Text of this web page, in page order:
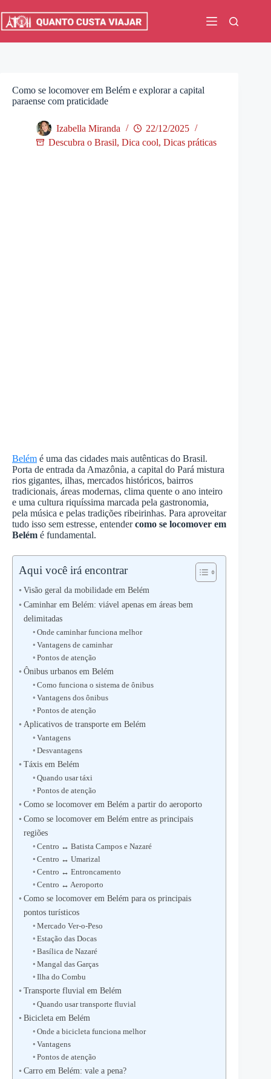
para
Como se locomover em Belém e explorar a capital
paraense com praticidade
Izabella Miranda
22/12/2025
Descubra o Brasil, Dica cool, Dicas práticas
Belém é uma das cidades mais autênticas do Brasil.
Porta de entrada da Amazônia, a capital do Pará mistura
rios gigantes, ilhas, mercados históricos, bairros
tradicionais, áreas modernas, clima quente o ano inteiro
e uma cultura riquíssima marcada pela gastronomia,
pela música e pelas tradições ribeirinhas. Para aproveitar
tudo isso sem estresse, entendercomo se locomover em
Belém é fundamental.
Aqui você irá encontrar
Visão geral da mobilidade em Belém
Caminhar em Belém: viável apenas em áreas bem
delimitadas
Onde caminhar funciona melhor
Vantagens de caminhar
Pontos de atenção
Ônibus urbanos em Belém
Como funciona o sistema de ônibus
Vantagens dos ônibus
Pontos de atenção
Aplicativos de transporte em Belém
Vantagens
Desvantagens
Táxis em Belém
Quando usar táxi
Pontos de atenção
Como se locomover em Belém a partir do aeroporto
Como se locomover em Belém entre as principais
regiões
Centro ↔ Batista Campos e Nazaré
Centro ↔ Umarizal
Centro ↔ Entroncamento
Centro ↔ Aeroporto
Como se locomover em Belém para os principais
pontos turísticos
Mercado Ver-o-Peso
Estação das Docas
Basílica de Nazaré
Mangal das Garças
Ilha do Combu
Transporte fluvial em Belém
Quando usar transporte fluvial
Bicicleta em Belém
Onde a bicicleta funciona melhor
Vantagens
Pontos de atenção
Carro em Belém: vale a pena?